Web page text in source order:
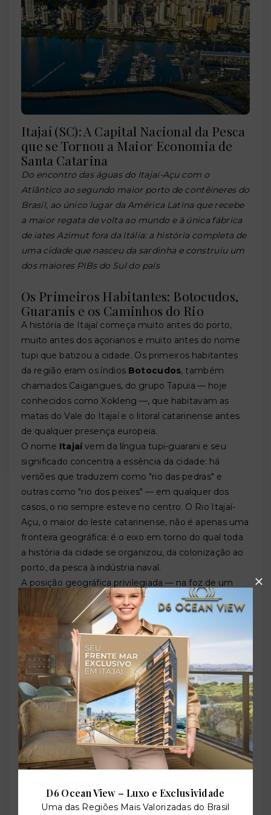
Itajaí (SC): A Capital Nacional da Pesca
que se Tornou a Maior Economia de
Santa Catarina
Do encontro das águas do Itajaí-Açu com o
Atlântico ao segundo maior porto de contêineres do
Brasil, ao único lugar da América Latina que recebe
a maior regata de volta ao mundo e à única fábrica
de iates Azimut fora da Itália: a história completa de
uma cidade que nasceu da sardinha e construiu um
dos maiores PIBs do Sul do país
Os Primeiros Habitantes: Botocudos,
Guaranis e os Caminhos do Rio
A história de Itajaí começa muito antes do porto,
muito antes dos açorianos e muito antes do nome
tupi que batizou a cidade. Os primeiros habitantes
da região eram os índios Botocudos, também
chamados Caigangues, do grupo Tapuia — hoje
conhecidos como Xokleng —, que habitavam as
matas do Vale do Itajaí e o litoral catarinense antes
de qualquer presença europeia.
O nome Itajaívem da língua tupi-guarani e seu
significado concentra a essência da cidade: há
versões que traduzem como "rio das pedras" e
outras como "rio dos peixes" — em qualquer dos
casos, o rio sempre esteve no centro. O Rio Itajaí-
Açu, o maior do leste catarinense, não é apenas uma
fronteira geográfica: é o eixo em torno do qual toda
a história da cidade se organizou, da colonização ao
porto, da pesca à indústria naval.
A posição geográfica privilegiada — na foz de um
grande rio, com acesso natural ao mar —
determinou desde o início o destino de Itajaí: seria
uma cidade de águas, de trocas, de chegadas e
Açorianos, Madeirenses e a Ordem
Imperial (Século XVIII–XIX)
A ocupação costeira do território que viria a ser Itajaí
começa no século XVIII, quando açorianos e
madeirenses chegaram atraídos pela intensa
atividade de extração de madeira nas florestas do
vale. Diferente de muitas cidades vizinhas, Itajaí não
— conforme explica o historiador Francisco Braun
Neto, da Universidade do Vale do Itajaí (Univali), a
D6 Ocean View – Luxo e Exclusividade
Uma das Regiões Mais Valorizadas do Brasil